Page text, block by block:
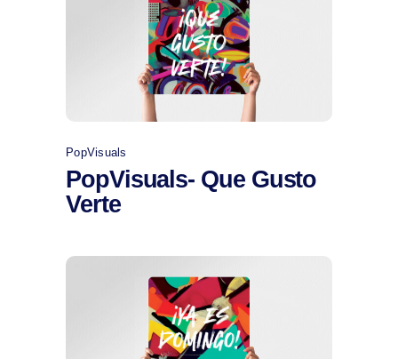
Comprar
PopVisuals
PopVisuals- Que Gusto
Verte
Comprar